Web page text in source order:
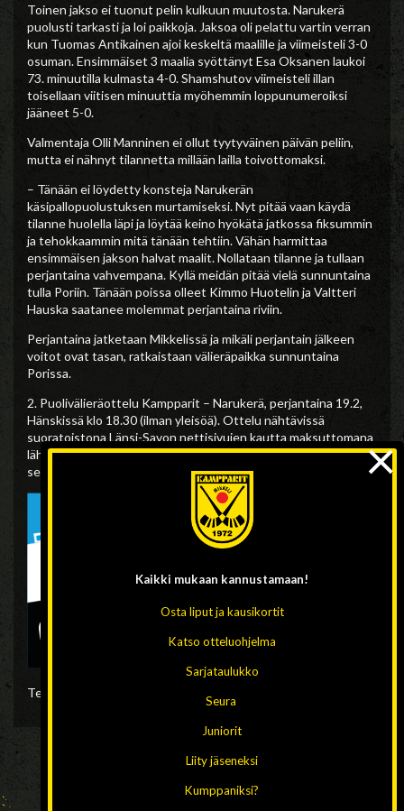
Toinen jakso ei tuonut pelin kulkuun muutosta. Narukerä
puolusti tarkasti ja loi paikkoja. Jaksoa oli pelattu vartin verran
kun Tuomas Antikainen ajoi keskeltä maalille ja viimeisteli 3-0
osuman. Ensimmäiset 3 maalia syöttänyt Esa Oksanen laukoi
73. minuutilla kulmasta 4-0. Shamshutov viimeisteli illan
toisellaan viitisen minuuttia myöhemmin loppunumeroiksi
jääneet 5-0.
Valmentaja Olli Manninen ei ollut tyytyväinen päivän peliin,
mutta ei nähnyt tilannetta millään lailla toivottomaksi.
– Tänään ei löydetty konsteja Narukerän
käsipallopuolustuksen murtamiseksi. Nyt pitää vaan käydä
tilanne huolella läpi ja löytää keino hyökätä jatkossa fiksummin
ja tehokkaammin mitä tänään tehtiin. Vähän harmittaa
ensimmäisen jakson halvat maalit. Nollataan tilanne ja tullaan
perjantaina vahvempana. Kyllä meidän pitää vielä sunnuntaina
tulla Poriin. Tänään poissa olleet Kimmo Huotelin ja Valtteri
Hauska saatanee molemmat perjantaina riviin.
Perjantaina jatketaan Mikkelissä ja mikäli perjantain jälkeen
voitot ovat tasan, ratkaistaan välieräpaikka sunnuntaina
Porissa.
2. Puolivälieräottelu Kampparit – Narukerä, perjantaina 19.2,
Hänskissä klo 18.30 (ilman yleisöä). Ottelu nähtävissä
suoratoistona Länsi-Savon nettisivujen kautta maksuttomana
lähetyksenä ja ammattimaisen puolueettomasti
selostettuna…
Teksti: Lauri Tikanoja
Kaikki mukaan kannustamaan!
Osta liput ja kausikortit
Katso otteluohjelma
Sarjataulukko
Seura
Juniorit
Liity jäseneksi
Kumppaniksi?
×